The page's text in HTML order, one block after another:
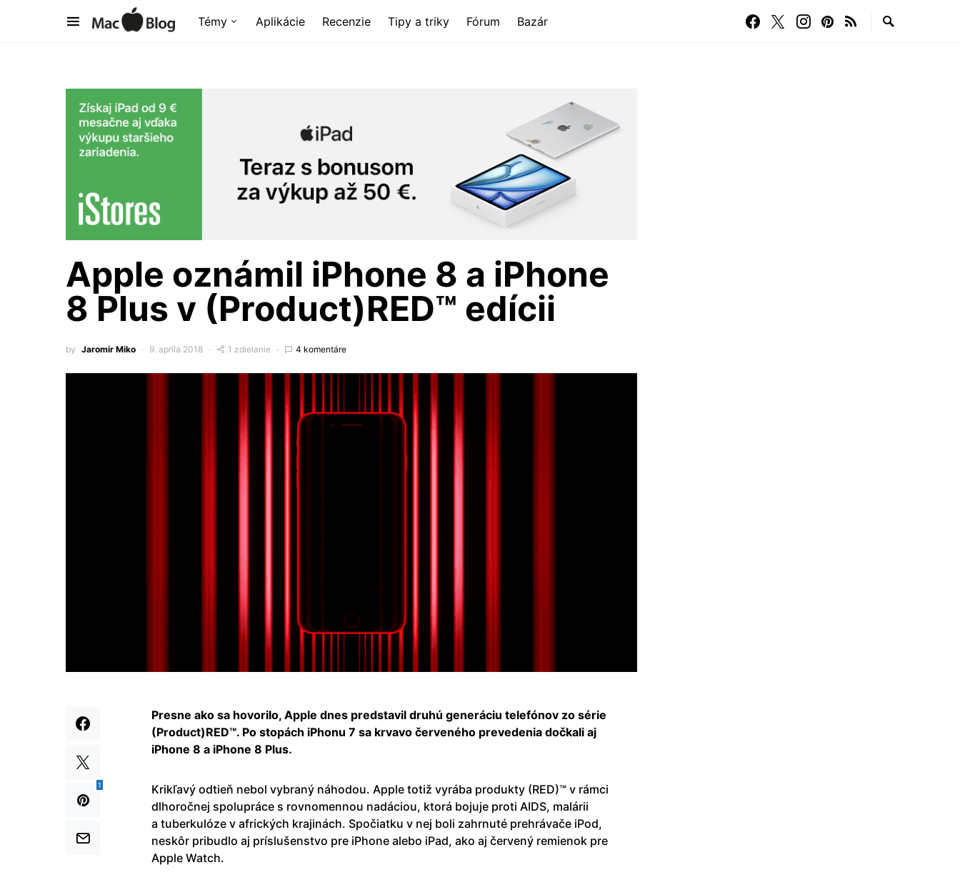
Témy Aplikácie Recenzie Tipy a triky Fórum Bazár
Apple oznámil iPhone 8 a iPhone
8 Plus v (Product)RED™ edícii
by Jaromir Miko 9. apríla 2018 1 zdielanie 4 komentáre
1
Presne ako sa hovorilo, Apple dnes predstavil druhú generáciu telefónov zo série
(Product)RED™. Po stopách iPhonu 7 sa krvavo červeného prevedenia dočkali aj
iPhone 8 a iPhone 8 Plus.
Krikľavý odtieň nebol vybraný náhodou. Apple totiž vyrába produkty (RED)™ v rámci
dlhoročnej spolupráce s rovnomennou nadáciou, ktorá bojuje proti AIDS, malárii
a tuberkulóze v afrických krajinách. Spočiatku v nej boli zahrnuté prehrávače iPod,
neskôr pribudlo aj príslušenstvo pre iPhone alebo iPad, ako aj červený remienok pre
Apple Watch.